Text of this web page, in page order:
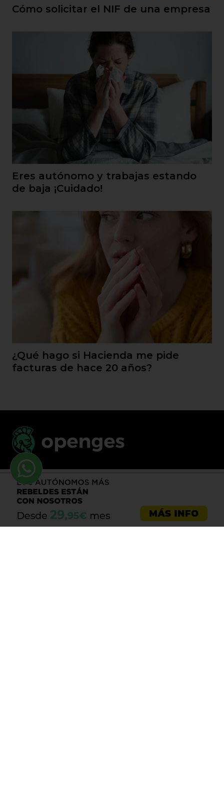
Cómo solicitar el NIF de una empresa
Eres autónomo y trabajas estando
de baja ¡Cuidado!
¿Qué hago si Hacienda me pide
facturas de hace 20 años?
Llama al 900 730 037
Asesoría emprendedores